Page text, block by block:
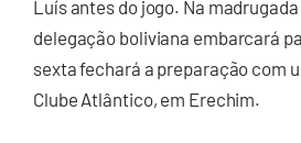
Luís antes do jogo. Na
delegação boliviana embarcará
sexta fechará a preparação com
Clube Atlântico, em Erechim.